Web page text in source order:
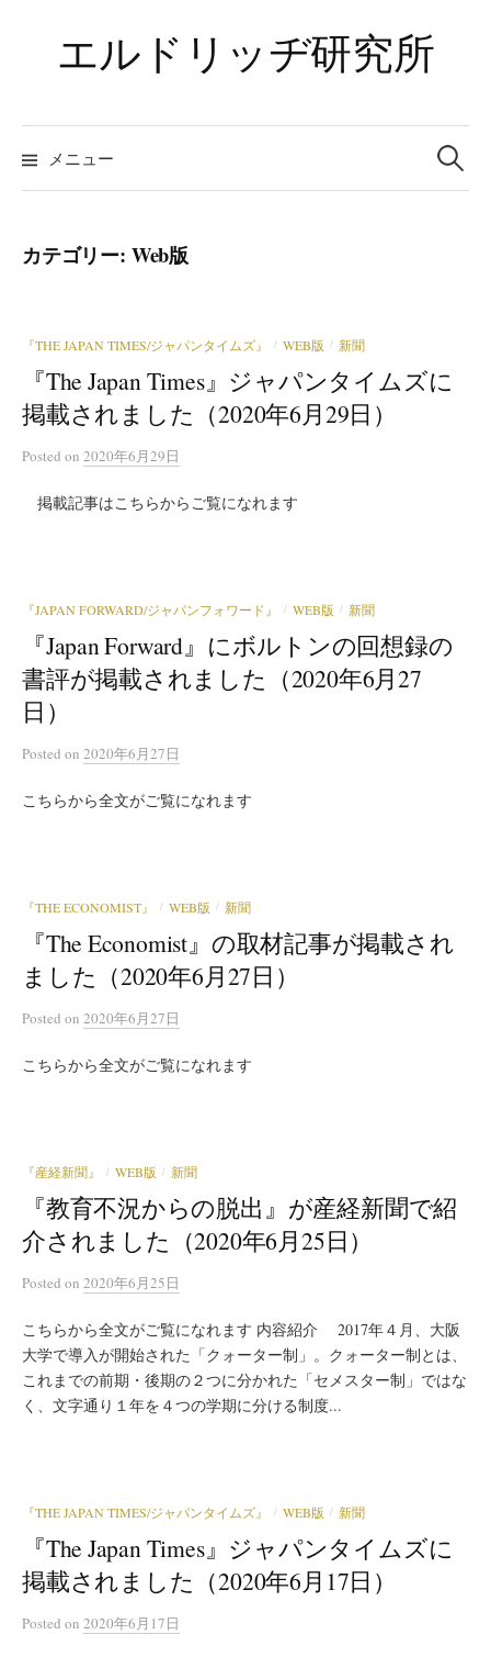
ツ
へ
ス
ッ
エルドリッヂ研究所
メニュー
検
索:
カテゴリー: Web版
『THE JAPAN TIMES/ジャパンタイムズ』 / WEB版 / 新聞
『The Japan Times』ジャパンタイムズに
掲載されました（2020年6月29日）
Posted on 2020年6月29日
掲載記事はこちらからご覧になれます
『JAPAN FORWARD/ジャパンフォワード』 / WEB版 / 新聞
『Japan Forward』にボルトンの回想録の
書評が掲載されました（2020年6月27
日）
Posted on 2020年6月27日
こちらから全文がご覧になれます
『THE ECONOMIST』 / WEB版 / 新聞
『The Economist』の取材記事が掲載され
ました（2020年6月27日）
Posted on 2020年6月27日
こちらから全文がご覧になれます
『産経新聞』 / WEB版 / 新聞
『教育不況からの脱出』が産経新聞で紹
介されました（2020年6月25日）
Posted on 2020年6月25日
こちらから全文がご覧になれます 内容紹介 2017年４月、大阪
大学で導入が開始された「クォーター制」。クォーター制とは、
これまでの前期・後期の２つに分かれた「セメスター制」ではな
く、文字通り１年を４つの学期に分ける制度...
『THE JAPAN TIMES/ジャパンタイムズ』 / WEB版 / 新聞
『The Japan Times』ジャパンタイムズに
掲載されました（2020年6月17日）
Posted on 2020年6月17日